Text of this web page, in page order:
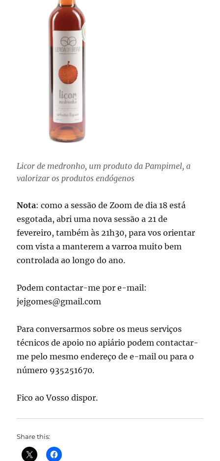
Licor de medronho, um produto da Pampimel, a
valorizar os produtos endógenos
Nota: como a sessão de Zoom de dia 18 está
esgotada, abri uma nova sessão a 21 de
fevereiro, também às 21h30, para vos orientar
com vista a manterem a varroa muito bem
controlada ao longo do ano.
Podem contactar-me por e-mail:
jejgomes@gmail.com
Para conversarmos sobre os meus serviços
técnicos de apoio no apiário podem contactar-
me pelo mesmo endereço de e-mail ou para o
número 935251670.
Fico ao Vosso dispor.
Share this: